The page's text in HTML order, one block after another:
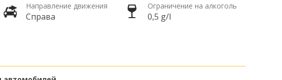
Направление движения
Справа
Ограничение на алкоголь
0,5 g/l